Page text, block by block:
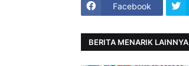
Facebook
BERITA MENARIK LAINNYA